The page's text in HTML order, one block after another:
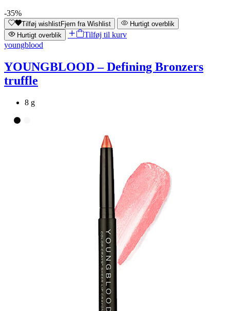
-35%
Tilføj wishlistFjern fra Wishlist
Hurtigt overblik
Hurtigt overblik
Tilføj til kurv
youngblood
YOUNGBLOOD – Defining Bronzers
truffle
8 g